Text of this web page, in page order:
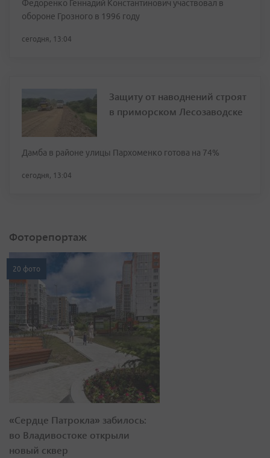
Федоренко Геннадий Константинович участвовал в
обороне Грозного в 1996 году
сегодня, 13:04
Защиту от наводнений строят
в приморском Лесозаводске
Дамба в районе улицы Пархоменко готова на 74%
сегодня, 13:04
Фоторепортаж
20 фото
«Сердце Патрокла» забилось:
во Владивостоке открыли
новый сквер